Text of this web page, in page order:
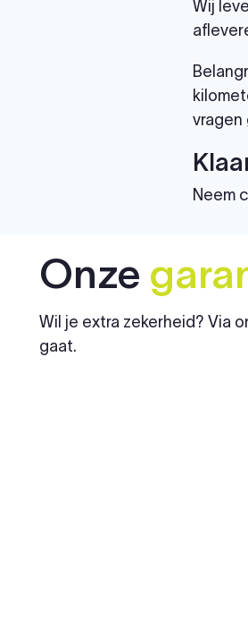
Wij
vragen
Neem
Onze
Wil je extra zekerheid? Via
gaat.